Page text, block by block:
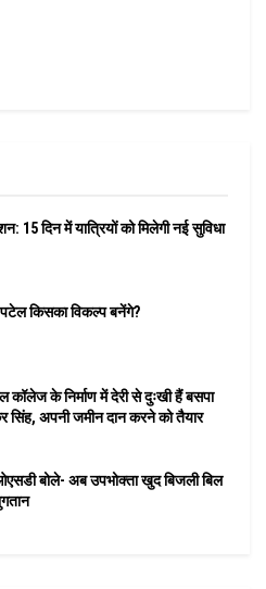
15 दिन में यात्रियों को मिलेगी नई सुविधा
पटेल किसका विकल्प बनेंगे?
कॉलेज के निर्माण में देरी से दुःखी हैं बसपा
सिंह, अपनी जमीन दान करने को तैयार
बोले- अब उपभोक्ता खुद बिजली बिल